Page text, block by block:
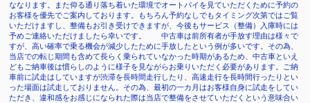
ななります。また仰る通り落ち着いた環境でオートバイを見ていただくために予約の
お客様を優先でご案内しております。もちろん予約なしでもタイミング次第ではご覧
いただけますし、整備もお引き受けできますが、今後もサービス（整備）入庫時には
予めご連絡いただけましたら幸いです。 中古車は前所有者が手放す理由は様々で
すが、高い確率で乗る機会が減少したために手放したという例が多いです。その為、
当店での転じ期間も含めて長らく乗られていなかった時期があるため、中古車といえ
どもご納車後は慣らしのように様子を見ながらお乗りいただく必要があります。ご納
車前に試走はしていますが渋滞を長時間走行したり、高速走行を長時間行ったりとい
った場面は試走しておりません。その為、最初の一カ月はお客様自身に試走をしてい
ただき、違和感をお感じになられた際は当店で整備をさせていただくという意味合い